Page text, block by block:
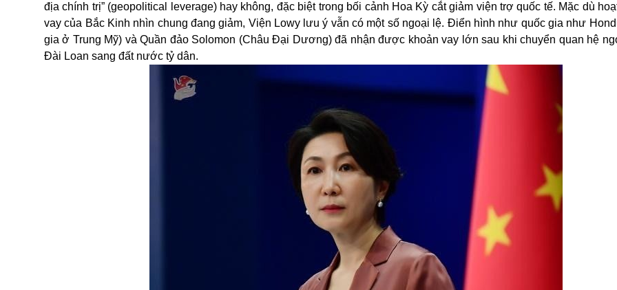
địa chính trị” (geopolitical leverage) hay không, đặc biệt trong bối cảnh Hoa Kỳ cắt giảm viện trợ quốc tế. Mặc dù
vay của Bắc Kinh nhìn chung đang giảm, Viện Lowy lưu ý vẫn có một số ngoại lệ. Điển hình như quốc gia như
gia ở Trung Mỹ) và Quần đảo Solomon (Châu Đại Dương) đã nhận được khoản vay lớn sau khi chuyển quan hệ
Đài Loan sang đất nước tỷ dân.